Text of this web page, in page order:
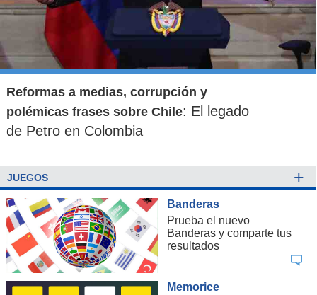
Reformas a medias, corrupción y
polémicas frases sobre Chile: El legado
de Petro en Colombia
JUEGOS +
Banderas
Prueba el nuevo
Banderas y comparte tus
resultados
Memorice